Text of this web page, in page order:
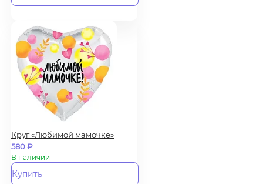
Круг «Любимой мамочке»
580₽
В наличии
Купить